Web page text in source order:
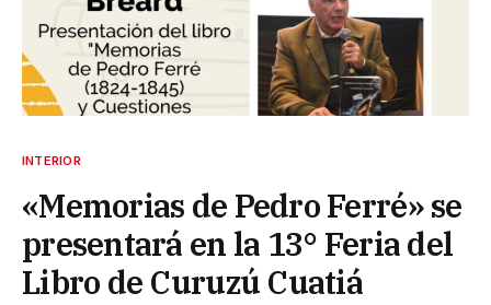
INTERIOR
«Memorias de Pedro Ferré» se
presentará en la 13° Feria del
Libro de Curuzú Cuatiá